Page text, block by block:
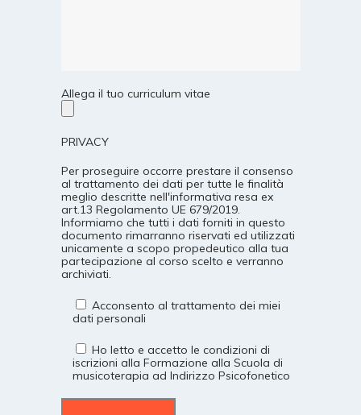
Allega il tuo curriculum vitae
PRIVACY
Per proseguire occorre prestare il consenso
al trattamento dei dati per tutte le finalità
meglio descritte nell'informativa resa ex
art.13 Regolamento UE 679/2019.
Informiamo che tutti i dati forniti in questo
documento rimarranno riservati ed utilizzati
unicamente a scopo propedeutico alla tua
partecipazione al corso scelto e verranno
archiviati.
Acconsento al trattamento dei miei
dati personali
Ho letto e accetto le condizioni di
iscrizioni alla Formazione alla Scuola di
musicoterapia ad Indirizzo Psicofonetico